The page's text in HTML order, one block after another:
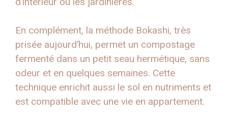
En complément, la méthode Bokashi, très
prisée aujourd’hui, permet un compostage
fermenté dans un petit seau hermétique, sans
odeur et en quelques semaines. Cette
technique enrichit aussi le sol en nutriments et
est compatible avec une vie en appartement.